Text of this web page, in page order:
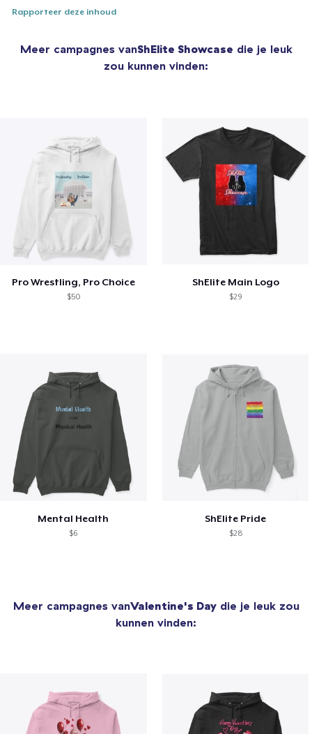
Rapporteer deze inhoud
Meer campagnes vanShElite Showcase die je leuk
zou kunnen vinden:
Pro Wrestling, Pro Choice
$50
ShElite Main Logo
$29
Mental Health
$6
ShElite Pride
$28
Meer campagnes vanValentine's Daydie je leuk zou
kunnen vinden: